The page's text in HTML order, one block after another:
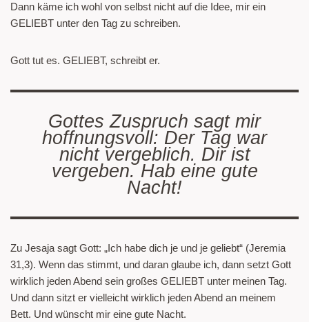
Dann käme ich wohl von selbst nicht auf die Idee, mir ein
GELIEBT unter den Tag zu schreiben.
Gott tut es. GELIEBT, schreibt er.
Gottes Zuspruch sagt mir
hoffnungsvoll: Der Tag war
nicht vergeblich. Dir ist
vergeben. Hab eine gute
Nacht!
Zu Jesaja sagt Gott: „Ich habe dich je und je geliebt“ (Jeremia
31,3). Wenn das stimmt, und daran glaube ich, dann setzt Gott
wirklich jeden Abend sein großes GELIEBT unter meinen Tag.
Und dann sitzt er vielleicht wirklich jeden Abend an meinem
Bett. Und wünscht mir eine gute Nacht.